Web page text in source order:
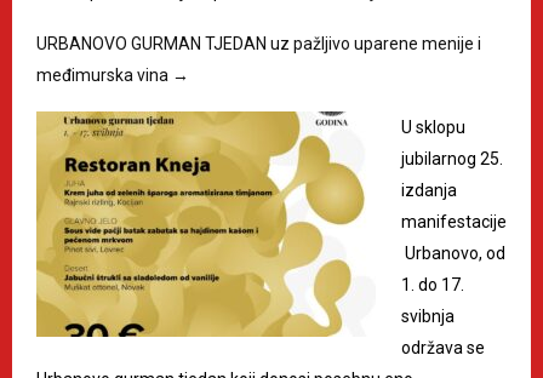
URBANOVO GURMAN TJEDAN uz pažljivo uparene menije i
međimurska vina →
U sklopu
jubilarnog 25.
izdanja
manifestacije
Urbanovo, od
1. do 17.
svibnja
održava se